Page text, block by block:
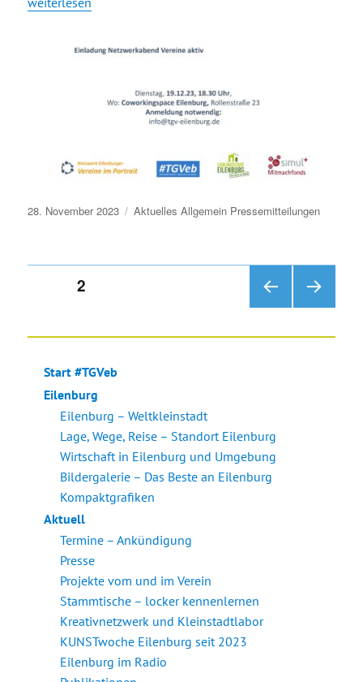
Veröffentlicht
28. November 2023 Aktuelles Allgemein Pressemitteilungen
Seitennummerierung
Beiträge
HERI
SEITE2
HSTE
Start #TGVeb
Eilenburg
Eilenburg – Weltkleinstadt
Lage, Wege, Reise – Standort Eilenburg
Wirtschaft in Eilenburg und Umgebung
Bildergalerie – Das Beste an Eilenburg
Kompaktgrafiken
Aktuell
Termine – Ankündigung
Presse
Projekte vom und im Verein
Stammtische – locker kennenlernen
Kreativnetzwerk und Kleinstadtlabor
KUNSTwoche Eilenburg seit 2023
Eilenburg im Radio